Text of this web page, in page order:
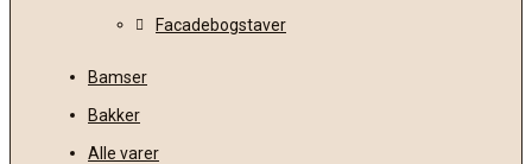
Facadebogstaver
Bamser
Bakker
Alle varer